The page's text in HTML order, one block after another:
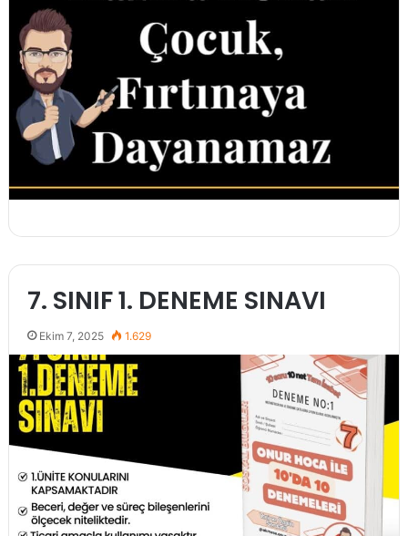
7. SINIF 1. DENEME SINAVI
Ekim 7, 2025 1.629